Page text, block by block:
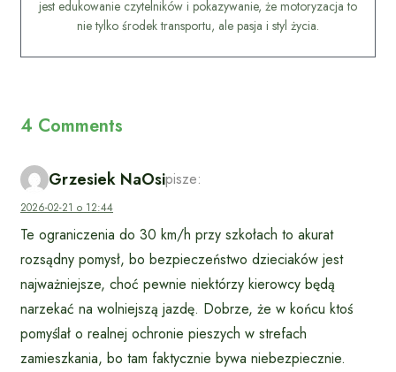
jest edukowanie czytelników i pokazywanie, że motoryzacja to
nie tylko środek transportu, ale pasja i styl życia.
4 Comments
Grzesiek NaOsipisze:
2026-02-21 o 12:44
Te ograniczenia do 30 km/h przy szkołach to akurat
rozsądny pomysł, bo bezpieczeństwo dzieciaków jest
najważniejsze, choć pewnie niektórzy kierowcy będą
narzekać na wolniejszą jazdę. Dobrze, że w końcu ktoś
pomyślał o realnej ochronie pieszych w strefach
zamieszkania, bo tam faktycznie bywa niebezpiecznie.